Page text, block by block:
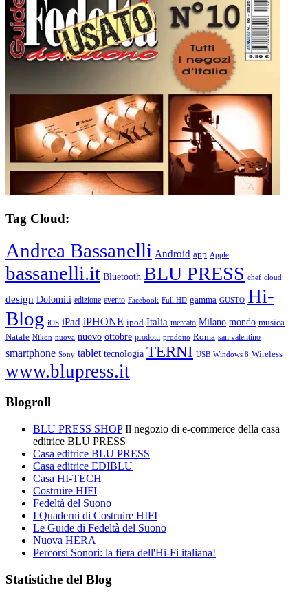
Tag Cloud:
Andrea Bassanelli Android app Apple
bassanelli.it Bluetooth BLU PRESS chef cloud
design Dolomiti edizione evento Facebook Full HD gamma GUSTO Hi-
Blog iOS iPad iPHONE ipod Italia mercato Milano mondo musica
Natale Nikon nuova nuovo ottobre prodotti prodotto Roma san valentino
smartphone Sony tablet tecnologia TERNI USB Windows 8 Wireless
www.blupress.it
Blogroll
BLU PRESS SHOPIl negozio di e-commerce della casa
editrice BLU PRESS
Casa editrice BLU PRESS
Casa editrice EDIBLU
Casa HI-TECH
Costruire HIFI
Fedeltà del Suono
I Quaderni di Costruire HIFI
Le Guide di Fedeltà del Suono
Nuova HERA
Percorsi Sonori: la fiera dell'Hi-Fi italiana!
Statistiche del Blog